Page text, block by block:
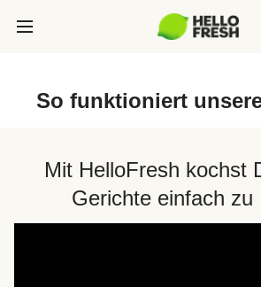
So funktioniert
Mit HelloFresh kochst
Gerichte einfach zu